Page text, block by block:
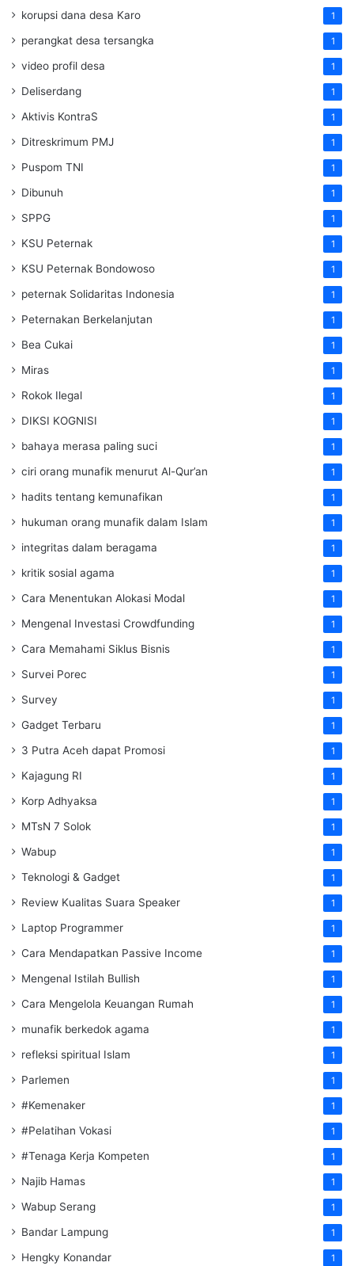
korupsi dana desa Karo 1
perangkat desa tersangka 1
video profil desa 1
Deliserdang 1
Aktivis KontraS 1
Ditreskrimum PMJ 1
Puspom TNI 1
Dibunuh 1
SPPG 1
KSU Peternak 1
KSU Peternak Bondowoso 1
peternak Solidaritas Indonesia 1
Peternakan Berkelanjutan 1
Bea Cukai 1
Miras 1
Rokok Ilegal 1
DIKSI KOGNISI 1
bahaya merasa paling suci 1
ciri orang munafik menurut Al-Qur’an 1
hadits tentang kemunafikan 1
hukuman orang munafik dalam Islam 1
integritas dalam beragama 1
kritik sosial agama 1
Cara Menentukan Alokasi Modal 1
Mengenal Investasi Crowdfunding 1
Cara Memahami Siklus Bisnis 1
Survei Porec 1
Survey 1
Gadget Terbaru 1
3 Putra Aceh dapat Promosi 1
Kajagung RI 1
Korp Adhyaksa 1
MTsN 7 Solok 1
Wabup 1
Teknologi & Gadget 1
Review Kualitas Suara Speaker 1
Laptop Programmer 1
Cara Mendapatkan Passive Income 1
Mengenal Istilah Bullish 1
Cara Mengelola Keuangan Rumah 1
munafik berkedok agama 1
refleksi spiritual Islam 1
Parlemen 1
#Kemenaker 1
#Pelatihan Vokasi 1
#Tenaga Kerja Kompeten 1
Najib Hamas 1
Wabup Serang 1
Bandar Lampung 1
Hengky Konandar 1